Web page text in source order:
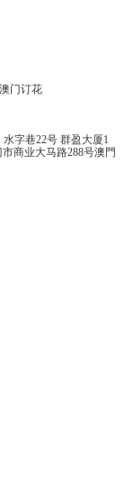
门订花
巷22号 群盈大厦1
大马路288号澳門